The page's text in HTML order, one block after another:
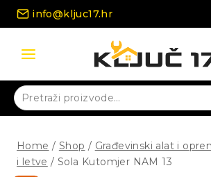
Skip
info@kljuc17.hr
Pretraži:
Home / Shop / Građevinski alat i
i letve / Sola Kutomjer NAM 13